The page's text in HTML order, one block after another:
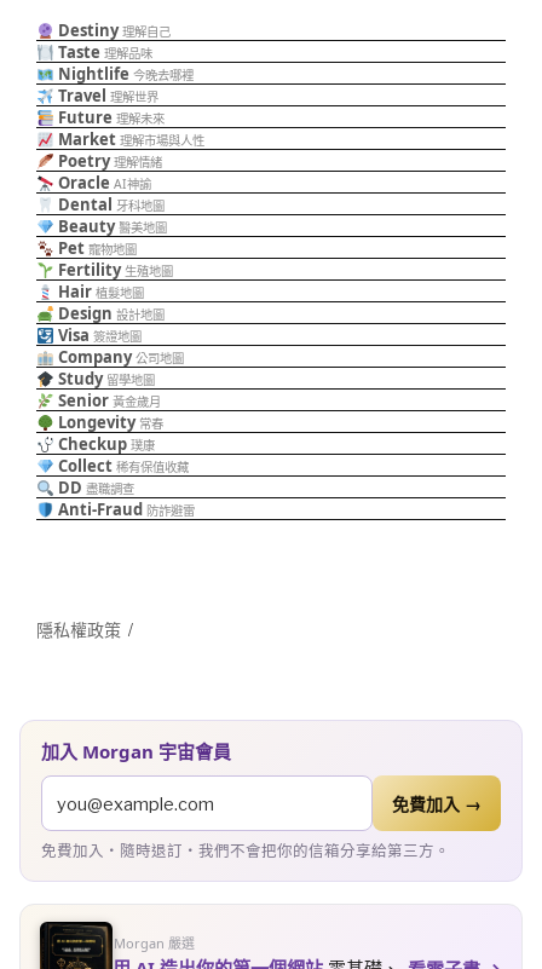
Destiny 理解自己
Taste 理解品味
Nightlife 今晚去哪裡
Travel 理解世界
Future 理解未來
Market 理解市場與人性
Poetry 理解情緒
Oracle AI神諭
Dental 牙科地圖
Beauty 醫美地圖
Pet 寵物地圖
Fertility 生殖地圖
Hair 植髮地圖
Design 設計地圖
Visa 簽證地圖
Company 公司地圖
Study 留學地圖
Senior 黃金歲月
Longevity 常春
Checkup 璞康
Collect 稀有保值收藏
DD 盡職調查
Anti-Fraud 防詐避雷
隱私權政策
加入 Morgan 宇宙會員
免費加入 →
免費加入・隨時退訂・我們不會把你的信箱分享給第三方。
Morgan 嚴選